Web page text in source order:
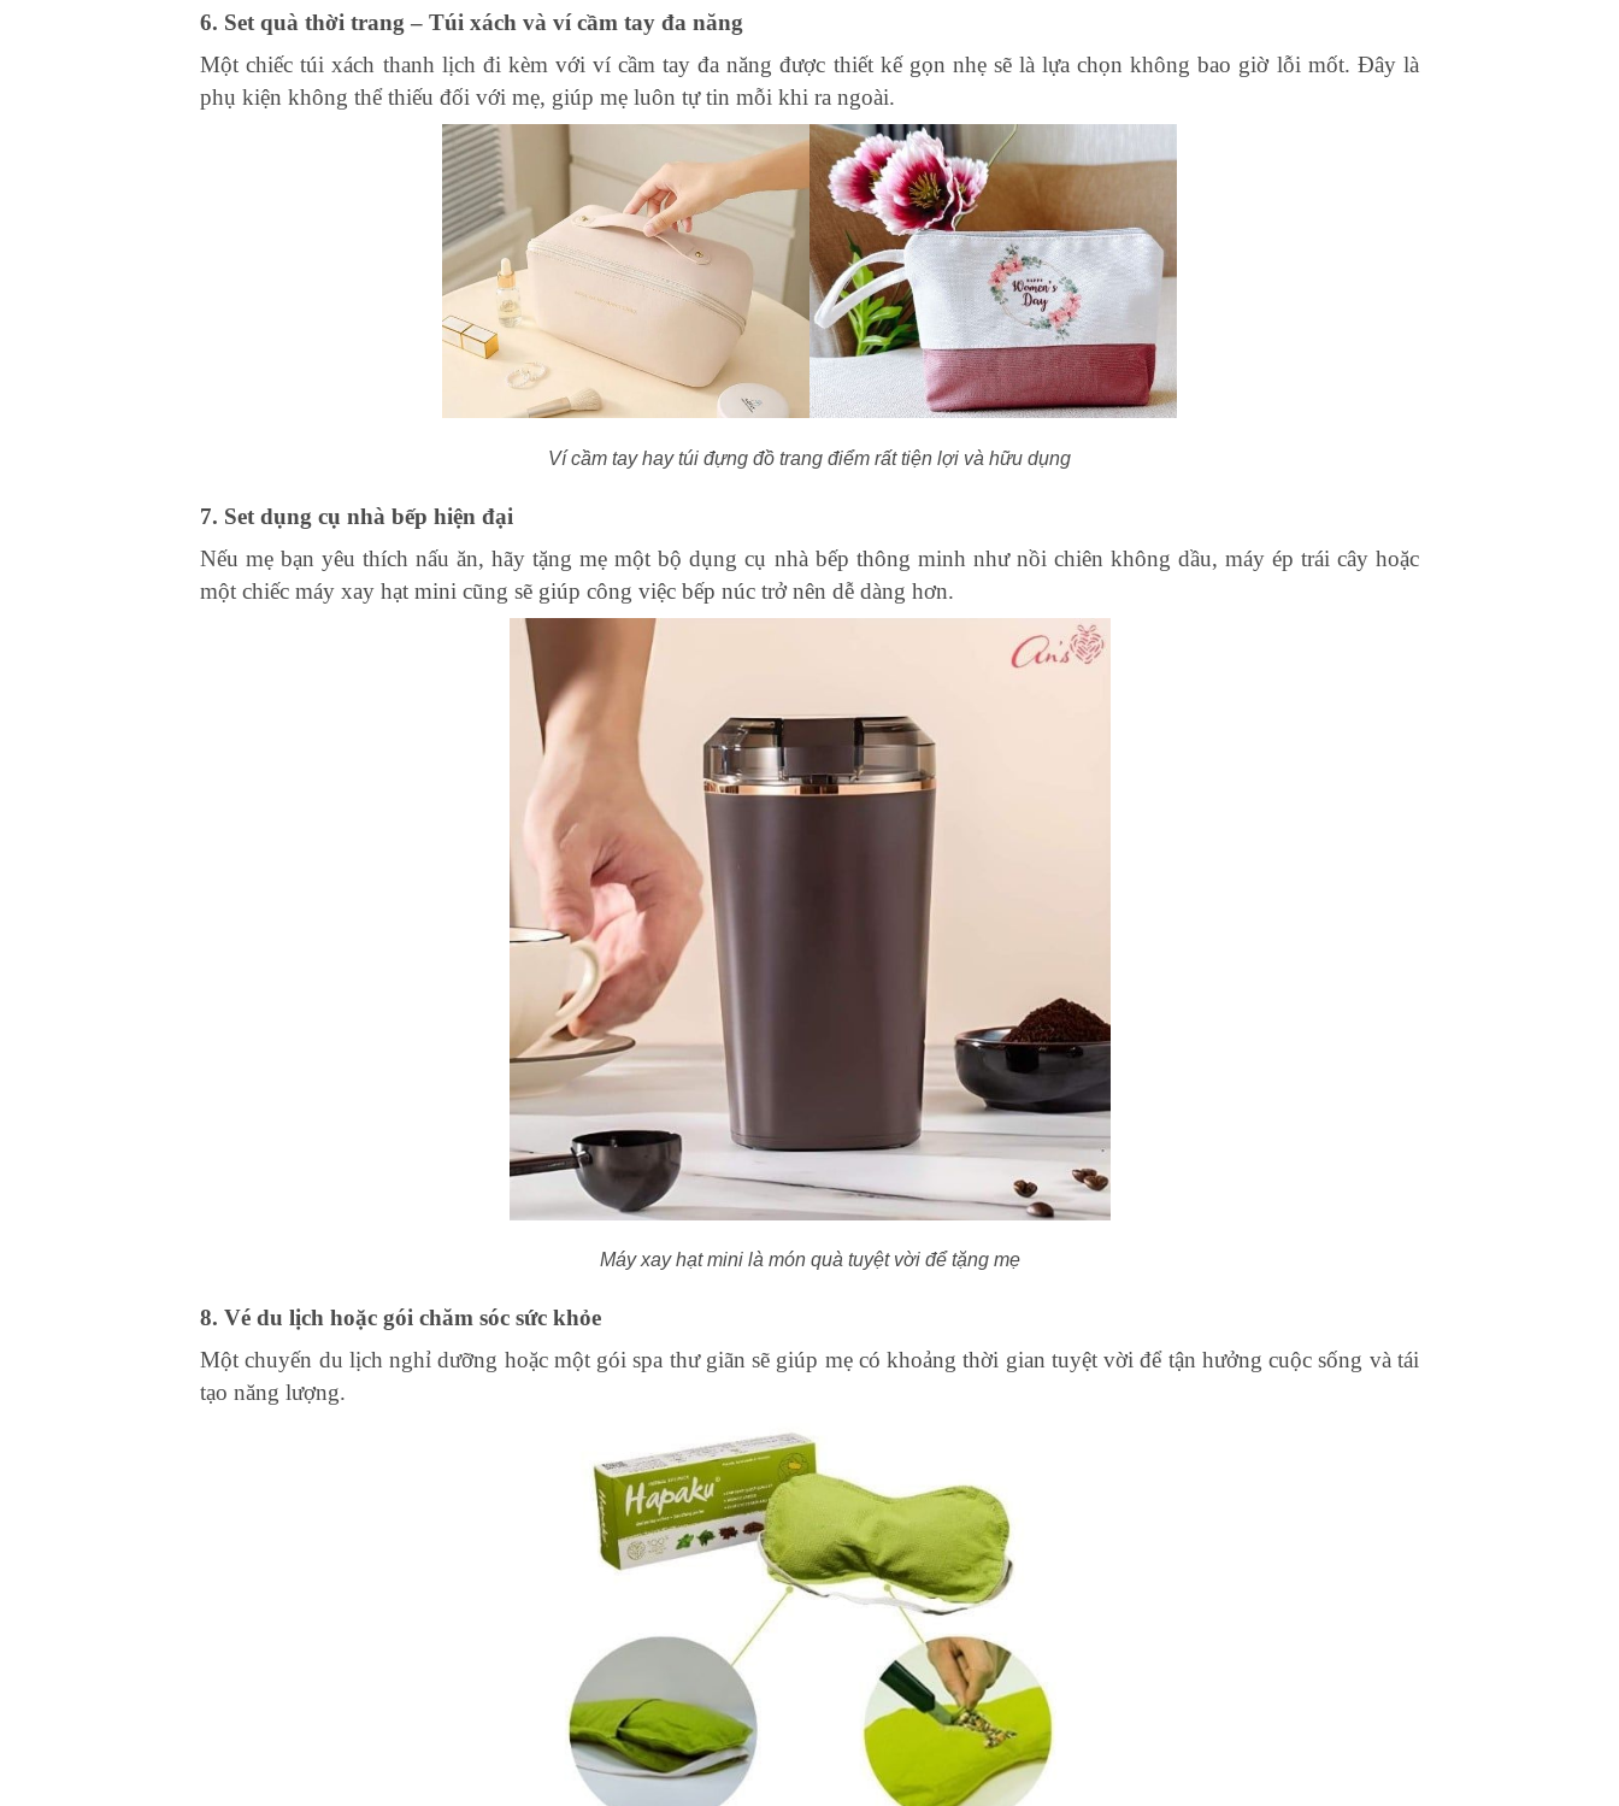
6. Set quà thời trang – Túi xách và ví cầm tay đa năng
Một chiếc túi xách thanh lịch đi kèm với ví cầm tay đa năng được thiết kế gọn nhẹ sẽ là lựa chọn không bao giờ lỗi mốt. Đây là
phụ kiện không thể thiếu đối với mẹ, giúp mẹ luôn tự tin mỗi khi ra ngoài.
Ví cầm tay hay túi đựng đồ trang điểm rất tiện lợi và hữu dụng
7. Set dụng cụ nhà bếp hiện đại
Nếu mẹ bạn yêu thích nấu ăn, hãy tặng mẹ một bộ dụng cụ nhà bếp thông minh như nồi chiên không dầu, máy ép trái cây hoặc
một chiếc máy xay hạt mini cũng sẽ giúp công việc bếp núc trở nên dễ dàng hơn.
Máy xay hạt mini là món quà tuyệt vời để tặng mẹ
8. Vé du lịch hoặc gói chăm sóc sức khỏe
Một chuyến du lịch nghỉ dưỡng hoặc một gói spa thư giãn sẽ giúp mẹ có khoảng thời gian tuyệt vời để tận hưởng cuộc sống và tái
tạo năng lượng.